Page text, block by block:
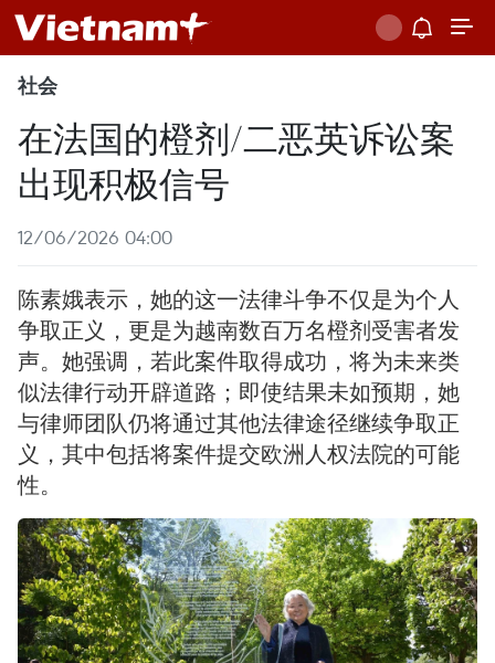
社会
在法国的橙剂/二恶英诉讼案
出现积极信号
12/06/2026 04:00
陈素娥表示，她的这一法律斗争不仅是为个人
争取正义，更是为越南数百万名橙剂受害者发
声。她强调，若此案件取得成功，将为未来类
似法律行动开辟道路；即使结果未如预期，她
与律师团队仍将通过其他法律途径继续争取正
义，其中包括将案件提交欧洲人权法院的可能
性。